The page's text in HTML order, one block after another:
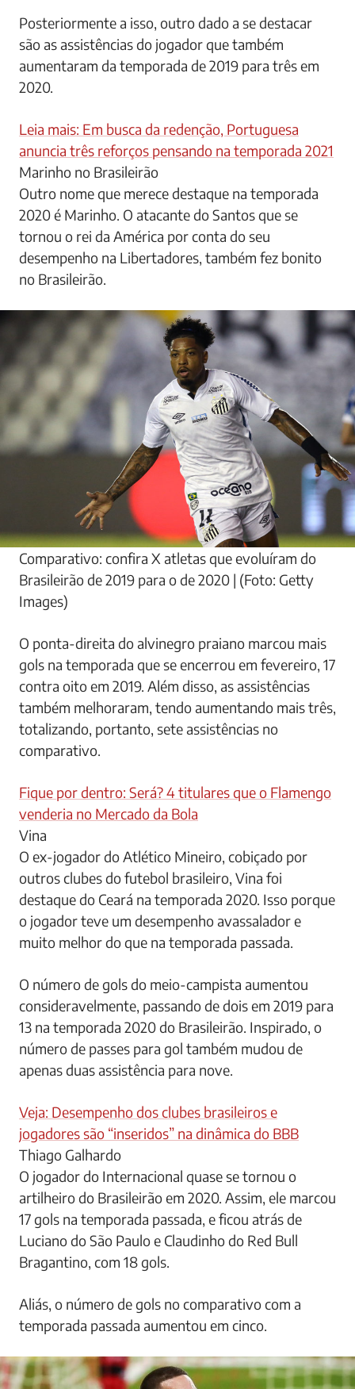
Posteriormente a isso, outro dado a se destacar
são as assistências do jogador que também
aumentaram da temporada de 2019 para três em
2020.
Leia mais: Em busca da redenção, Portuguesa
anuncia três reforços pensando na temporada 2021
Marinho no Brasileirão
Outro nome que merece destaque na temporada
2020 é Marinho. O atacante do Santos que se
tornou o rei da América por conta do seu
desempenho na Libertadores, também fez bonito
no Brasileirão.
Comparativo: confira X atletas que evoluíram do
Brasileirão de 2019 para o de 2020 | (Foto: Getty
Images)
O ponta-direita do alvinegro praiano marcou mais
gols na temporada que se encerrou em fevereiro, 17
contra oito em 2019. Além disso, as assistências
também melhoraram, tendo aumentando mais três,
totalizando, portanto, sete assistências no
comparativo.
Fique por dentro: Será? 4 titulares que o Flamengo
venderia no Mercado da Bola
Vina
O ex-jogador do Atlético Mineiro, cobiçado por
outros clubes do futebol brasileiro, Vina foi
destaque do Ceará na temporada 2020. Isso porque
o jogador teve um desempenho avassalador e
muito melhor do que na temporada passada.
O número de gols do meio-campista aumentou
consideravelmente, passando de dois em 2019 para
13 na temporada 2020 do Brasileirão. Inspirado, o
número de passes para gol também mudou de
apenas duas assistência para nove.
Veja: Desempenho dos clubes brasileiros e
jogadores são “inseridos” na dinâmica do BBB
Thiago Galhardo
O jogador do Internacional quase se tornou o
artilheiro do Brasileirão em 2020. Assim, ele marcou
17 gols na temporada passada, e ficou atrás de
Luciano do São Paulo e Claudinho do Red Bull
Bragantino, com 18 gols.
Aliás, o número de gols no comparativo com a
temporada passada aumentou em cinco.